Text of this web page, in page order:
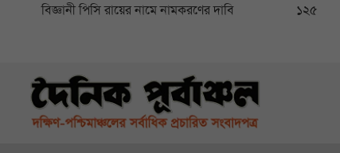
বিজ্ঞানী পিসি রায়ের নামে নামকরণের দাবি
১২৫